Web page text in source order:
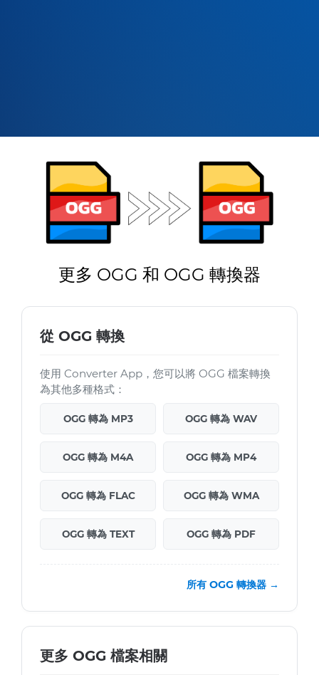
更多 OGG 和 OGG 轉換器
從 OGG 轉換
使用 Converter App，您可以將 OGG 檔案轉換
為其他多種格式：
OGG 轉為 MP3 OGG 轉為 WAV
OGG 轉為 M4A OGG 轉為 MP4
OGG 轉為 FLAC OGG 轉為 WMA
OGG 轉為 TEXT OGG 轉為 PDF
所有 OGG 轉換器 →
更多 OGG 檔案相關